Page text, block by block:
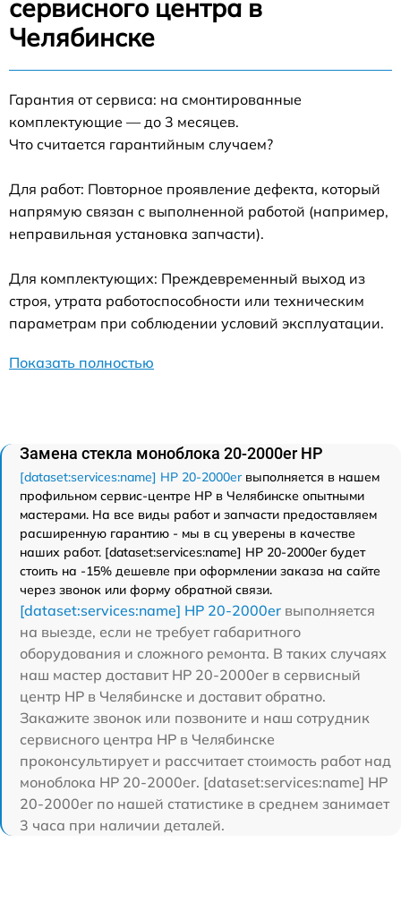
сервисного центра в
Челябинске
Гарантия от сервиса: на смонтированные
комплектующие — до 3 месяцев.
Что считается гарантийным случаем?
Для работ: Повторное проявление дефекта, который
напрямую связан с выполненной работой (например,
неправильная установка запчасти).
Для комплектующих: Преждевременный выход из
строя, утрата работоспособности или техническим
параметрам при соблюдении условий эксплуатации.
Показать полностью
Замена стекла моноблока 20-2000er HP
[dataset:services:name] HP 20-2000erвыполняется в нашем
профильном сервис-центре HP в Челябинске опытными
мастерами. На все виды работ и запчасти предоставляем
расширенную гарантию - мы в сц уверены в качестве
наших работ. [dataset:services:name] HP 20-2000er будет
стоить на -15% дешевле при оформлении заказа на сайте
через звонок или форму обратной связи.
[dataset:services:name] HP 20-2000er выполняется
на выезде, если не требует габаритного
оборудования и сложного ремонта. В таких случаях
наш мастер доставит HP 20-2000er в сервисный
центр HP в Челябинске и доставит обратно.
Закажите звонок или позвоните и наш сотрудник
сервисного центра HP в Челябинске
проконсультирует и рассчитает стоимость работ над
моноблока HP 20-2000er. [dataset:services:name] HP
20-2000er по нашей статистике в среднем занимает
3 часа при наличии деталей.